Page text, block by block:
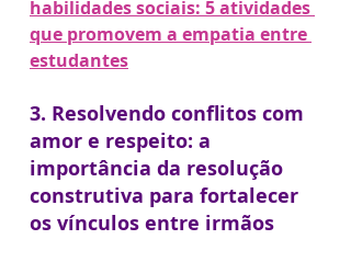
habilidades sociais: 5 atividades
que promovem a empatia entre
estudantes
3. Resolvendo conflitos com
amor e respeito: a
importância da resolução
construtiva para fortalecer
os vínculos entre irmãos